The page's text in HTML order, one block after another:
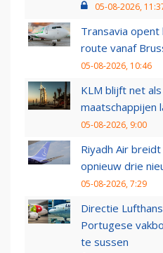
05-08-2026,
Transavia
route vanaf
05-08-2026, 10:46
KLM blijft net
maatschappijen
05-08-2026, 9:00
Riyadh Air
opnieuw drie
05-08-2026, 7:29
Directie
Portugese
te sussen